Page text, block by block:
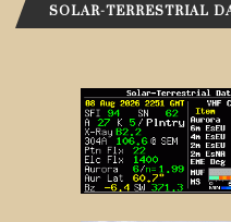
SOLAR-TERRESTRIAL